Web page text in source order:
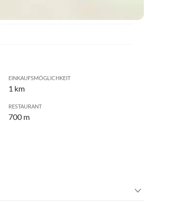
EINKAUFSMÖGLICHKEIT
1 km
RESTAURANT
700 m